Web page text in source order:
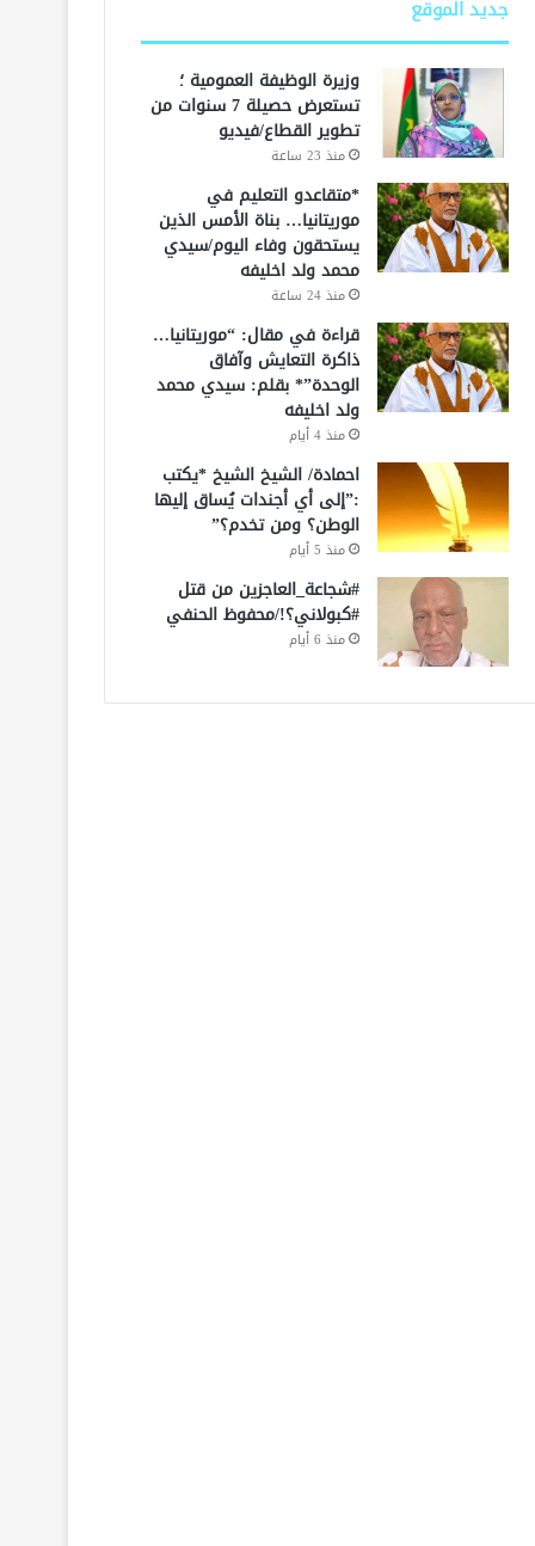
جديد الموقع
وزيرة الوظيفة العمومية ؛
تستعرض حصيلة 7 سنوات من
تطوير القطاع/فيديو
منذ 23 ساعة
*متقاعدو التعليم في
موريتانيا… بناة الأمس الذين
يستحقون وفاء اليوم/سيدي
محمد ولد اخليفه
منذ 24 ساعة
قراءة في مقال: “موريتانيا…
ذاكرة التعايش وآفاق
الوحدة”* بقلم: سيدي محمد
ولد اخليفه
منذ 4 أيام
احمادة/ الشيخ الشيخ *يكتب
:”إلى أي أجندات يُساق إليها
الوطن؟ ومن تخدم؟”
منذ 5 أيام
#شجاعة_العاجزين من قتل
#كبولاني؟!/محفوظ الحنفي
منذ 6 أيام